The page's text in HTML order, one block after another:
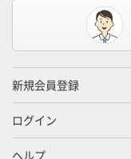
新規会員登録
ログイン
ヘルプ